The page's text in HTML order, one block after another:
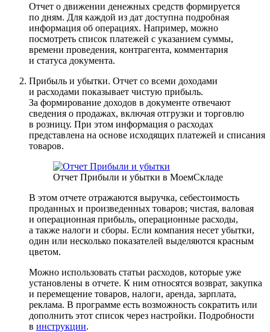
Отчет о движении денежных средств формируется
по дням. Для каждой из дат доступна подробная
информация об операциях. Например, можно
посмотреть список платежей с указанием суммы,
времени проведения, контрагента, комментария
и статуса документа.
Прибыль и убытки. Отчет со всеми доходами
и расходами показывает чистую прибыль.
За формирование доходов в документе отвечают
сведения о продажах, включая отгрузки и торговлю
в розницу. При этом информация о расходах
представлена на основе исходящих платежей и списания
товаров.
Отчет Прибыли и убытки в МоемСкладе
В этом отчете отражаются выручка, себестоимость
проданных и произведенных товаров; чистая, валовая
и операционная прибыль, операционные расходы,
а также налоги и сборы. Если компания несет убытки,
один или несколько показателей выделяются красным
цветом.
Можно использовать статьи расходов, которые уже
установлены в отчете. К ним относятся возврат, закупка
и перемещение товаров, налоги, аренда, зарплата,
реклама. В программе есть возможность сократить или
дополнить этот список через настройки. Подробности
в инструкции.